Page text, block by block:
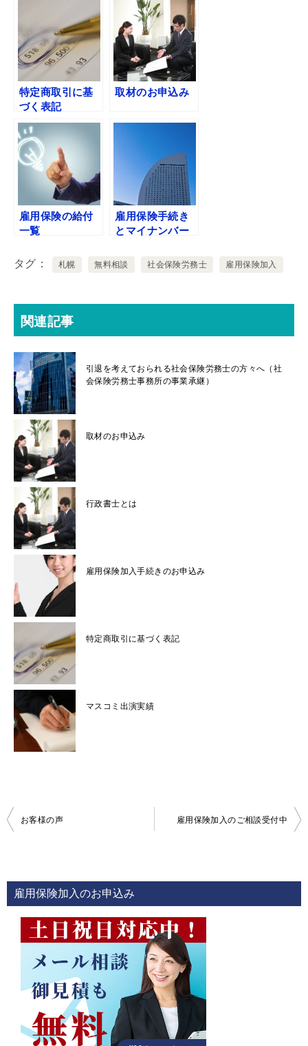
特定商取引に基
づく表記
取材のお申込み
雇用保険の給付
一覧
雇用保険手続き
とマイナンバー
タグ 札幌 無料相談 社会保険労務士 雇用保険加入
関連記事
引退を考えておられる社会保険労務士の方々へ（社
会保険労務士事務所の事業承継）
取材のお申込み
行政書士とは
雇用保険加入手続きのお申込み
特定商取引に基づく表記
マスコミ出演実績
投
ビ
ゲ
お客様の声 雇用保険加入のご相談受付中
雇用保険加入のお申込み